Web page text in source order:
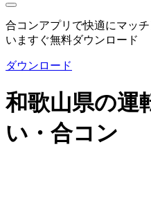
合コンアプリで快適にマッチ
いますぐ無料ダウンロード
ダウンロード
和歌山県の運
い・合コン